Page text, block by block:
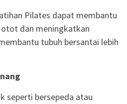
Pilates dapat membantu
dan meningkatkan
tubuh bersantai lebih
seperti bersepeda atau